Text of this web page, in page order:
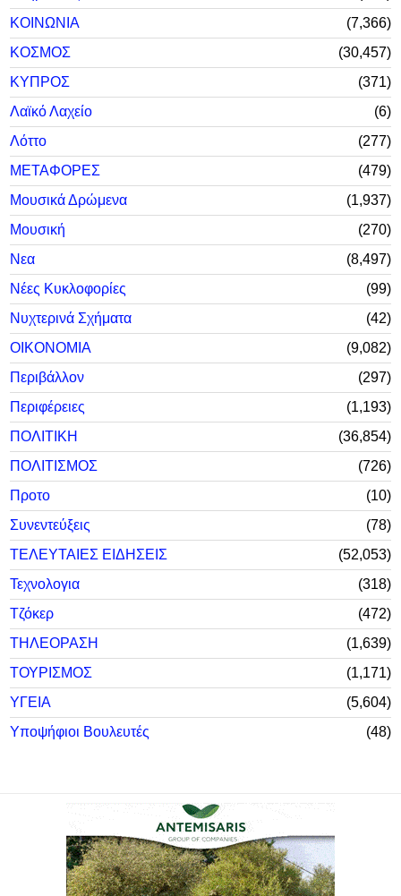
ΚΟΙΝΩΝΙΑ
7,366
ΚΟΣΜΟΣ
30,457
ΚΥΠΡΟΣ
371
Λαϊκό Λαχείο
6
Λόττο
277
ΜΕΤΑΦΟΡΕΣ
479
Μουσικά Δρώμενα
1,937
Μουσική
270
Νεα
8,497
Νέες Κυκλοφορίες
99
Νυχτερινά Σχήματα
42
ΟΙΚΟΝΟΜΙΑ
9,082
Περιβάλλον
297
Περιφέρειες
1,193
ΠΟΛΙΤΙΚΗ
36,854
ΠΟΛΙΤΙΣΜΟΣ
726
Προτο
10
Συνεντεύξεις
78
ΤΕΛΕΥΤΑΙΕΣ ΕΙΔΗΣΕΙΣ
52,053
Τεχνολογια
318
Τζόκερ
472
ΤΗΛΕΟΡΑΣΗ
1,639
ΤΟΥΡΙΣΜΟΣ
1,171
ΥΓΕΙΑ
5,604
Υποψήφιοι Βουλευτές
48